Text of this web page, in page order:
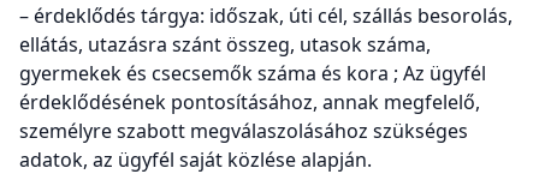
– érdeklődés tárgya: időszak, úti cél, szállás besorolás,
ellátás, utazásra szánt összeg, utasok száma,
gyermekek és csecsemők száma és kora ; Az ügyfél
érdeklődésének pontosításához, annak megfelelő,
személyre szabott megválaszolásához szükséges
adatok, az ügyfél saját közlése alapján.